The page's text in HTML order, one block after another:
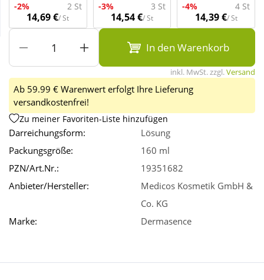
Wellness
-2%
2 St
14,69 €/ St
-3% 3 St
14,54 €/ St
-4% 4 St
14,39 €/ St
In den Warenkorb
inkl. MwSt. zzgl.Versand
Ab 59.99 € Warenwert erfolgt Ihre Lieferung
versandkostenfrei!
Zu meiner Favoriten-Liste hinzufügen
Darreichungsform:
Lösung
Packungsgröße:
160 ml
PZN/Art.Nr.:
19351682
Anbieter/Hersteller:
Medicos Kosmetik GmbH &
Co. KG
Marke:
Dermasence